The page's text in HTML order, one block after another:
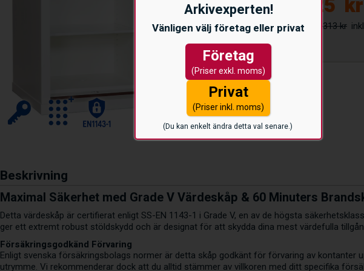
Arkivexperten!
Vänligen välj företag eller privat
Företag
(Priser exkl. moms)
Privat
(Priser inkl. moms)
(Du kan enkelt ändra detta val senare.)
72.313 kr
Beskrivning
Maximal Säkerhet med Grade V Värdeskåp & 60 Minuters
Detta värdeskåp är certifierat enligt SS-EN 1143-1 i Grade V, en av de högsta
ger ett extremt robust stöldskydd och är designat för att skydda dina mest värdefulla
Försäkringsgodkänd Förvaring
Enligt svenska försäkringsbolags normer är detta skåp godkänt för förvaring av kontanter
utrymme. Vi rekommenderar dock att du alltid stämmer av villkoren med ditt specifika